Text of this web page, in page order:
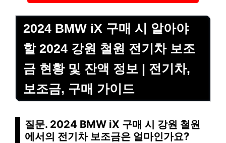
2024 BMW iX 구매 시 알아야
할 2024 강원 철원 전기차 보조
금 현황 및 잔액 정보 | 전기차,
보조금, 구매 가이드
질문. 2024 BMW iX 구매 시 강원 철원
에서의 전기차 보조금은 얼마인가요?